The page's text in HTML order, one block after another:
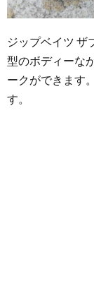
ジップベイツ ザ
型のボディーな
ークができます
す。